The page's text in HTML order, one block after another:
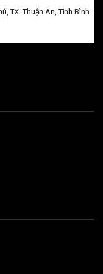
TX. Thuận An, Tỉnh Bình